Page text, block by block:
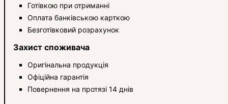
Готівкою при отриманні
Оплата банківською карткою
Безготівковий розрахунок
Захист споживача
Оригінальна продукція
Офіційна гарантія
Повернення на протязі 14 днів